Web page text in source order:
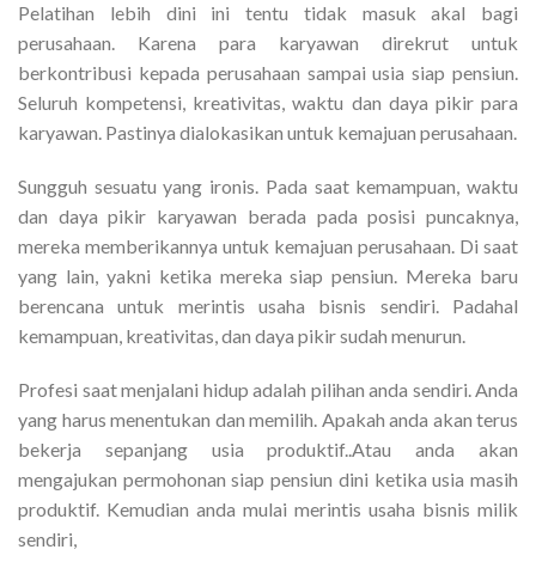
Pelatihan lebih dini ini tentu tidak masuk akal bagi
perusahaan. Karena para karyawan direkrut untuk
berkontribusi kepada perusahaan sampai usia siap pensiun.
Seluruh kompetensi, kreativitas, waktu dan daya pikir para
karyawan. Pastinya dialokasikan untuk kemajuan perusahaan.
Sungguh sesuatu yang ironis. Pada saat kemampuan, waktu
dan daya pikir karyawan berada pada posisi puncaknya,
mereka memberikannya untuk kemajuan perusahaan. Di saat
yang lain, yakni ketika mereka siap pensiun. Mereka baru
berencana untuk merintis usaha bisnis sendiri. Padahal
kemampuan, kreativitas, dan daya pikir sudah menurun.
Profesi saat menjalani hidup adalah pilihan anda sendiri. Anda
yang harus menentukan dan memilih. Apakah anda akan terus
bekerja sepanjang usia produktif..Atau anda akan
mengajukan permohonan siap pensiun dini ketika usia masih
produktif. Kemudian anda mulai merintis usaha bisnis milik
sendiri,